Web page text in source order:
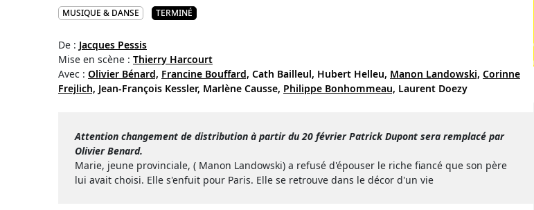
MUSIQUE & DANSE TERMINÉ
De : Jacques Pessis
Mise en scène : Thierry Harcourt
Avec : Olivier Bénard, Francine Bouffard, Cath Bailleul, Hubert Helleu, Manon Landowski, Corinne
Frejlich, Jean-François Kessler, Marlène Causse, Philippe Bonhommeau, Laurent Doezy
Attention changement de distribution à partir du 20 février Patrick Dupont sera remplacé par
Olivier Benard.
Marie, jeune provinciale, ( Manon Landowski) a refusé d'épouser le riche fiancé que son père
lui avait choisi. Elle s'enfuit pour Paris. Elle se retrouve dans le décor d'un vie